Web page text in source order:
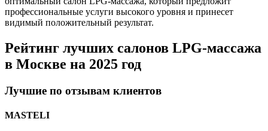
профессиональные услуги высокого уровня и принесет
видимый положительный результат.
Рейтинг лучших салонов LPG-массажа
в Москве на 2025 год
Лучшие по отзывам клиентов
MASTELI